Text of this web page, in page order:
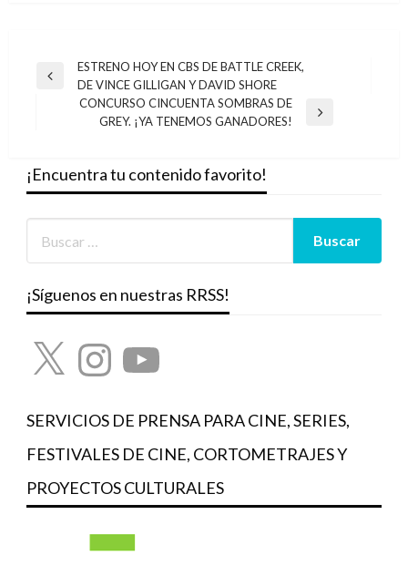
Navegación
entradas
Entrada
ESTRENO HOY EN CBS DE BATTLE CREEK,
DE VINCE GILLIGAN Y DAVID SHORE
CONCURSO CINCUENTA SOMBRAS DE
GREY. ¡YA TENEMOS GANADORES!
¡Encuentra tu contenido favorito!
¡Síguenos en nuestras RRSS!
X InstagramYouTube
SERVICIOS DE PRENSA PARA CINE, SERIES,
FESTIVALES DE CINE, CORTOMETRAJES Y
PROYECTOS CULTURALES